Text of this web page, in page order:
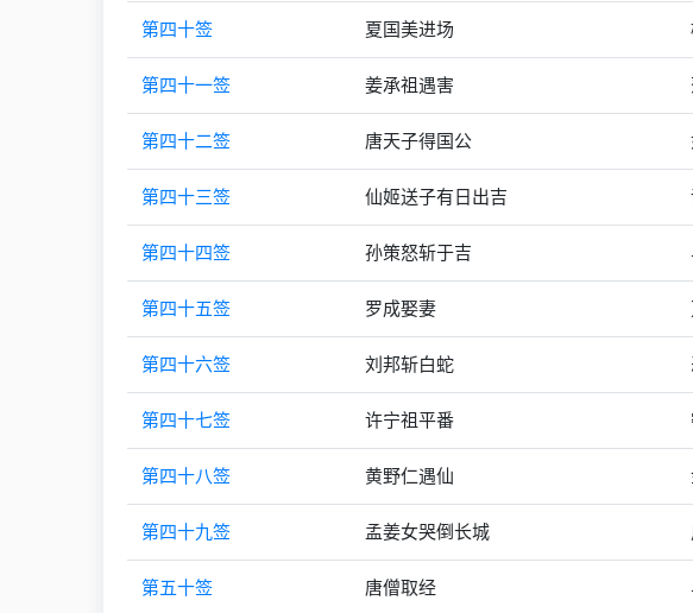
第四十签 夏国美进场
第四十一签 姜承祖遇害
第四十二签 唐天子得国公
第四十三签 仙姬送子有日出吉
第四十四签 孙策怒斩于吉
第四十五签 罗成娶妻
第四十六签 刘邦斩白蛇
第四十七签 许宁祖平番
第四十八签 黄野仁遇仙
第四十九签 孟姜女哭倒长城
第五十签 唐僧取经